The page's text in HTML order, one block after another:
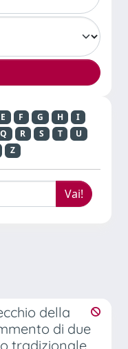
E F G H
I
Q R S T
U
Z
della
di due
tradizionale